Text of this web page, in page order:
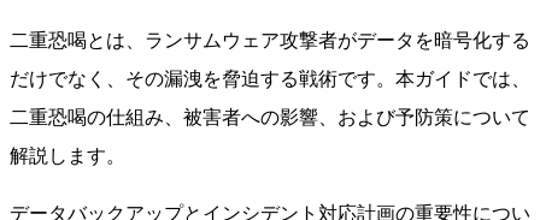
二重恐喝とは、ランサムウェア攻撃者がデータを暗号化する
だけでなく、その漏洩を脅迫する戦術です。本ガイドでは、
二重恐喝の仕組み、被害者への影響、および予防策について
解説します。
データバックアップとインシデント対応計画の重要性につい